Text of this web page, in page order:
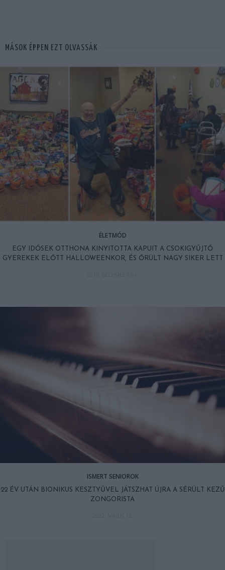
MÁSOK ÉPPEN EZT OLVASSÁK
ÉLETMÓD
EGY IDŐSEK OTTHONA KINYITOTTA KAPUIT A CSOKIGYŰJTŐ
GYEREKEK ELŐTT HALLOWEENKOR, ÉS ŐRÜLT NAGY SIKER LETT
ISMERT SENIOROK
22 ÉV UTÁN BIONIKUS KESZTYŰVEL JÁTSZHAT ÚJRA A SÉRÜLT KEZŰ
ZONGORISTA